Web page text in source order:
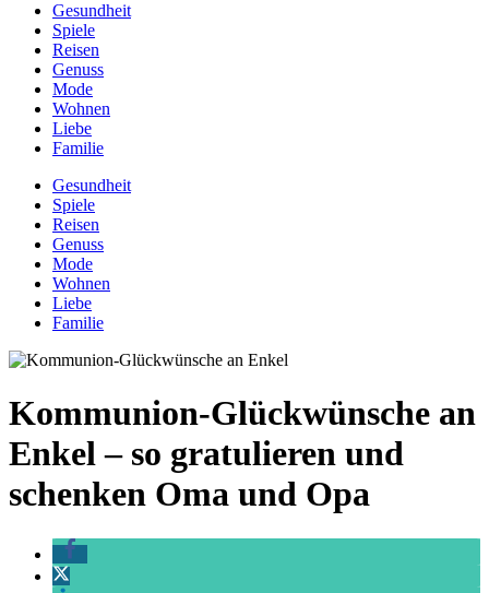
Gesundheit
Spiele
Reisen
Genuss
Mode
Wohnen
Liebe
Familie
Gesundheit
Spiele
Reisen
Genuss
Mode
Wohnen
Liebe
Familie
Kommunion-Glückwünsche an
Enkel – so gratulieren und
schenken Oma und Opa